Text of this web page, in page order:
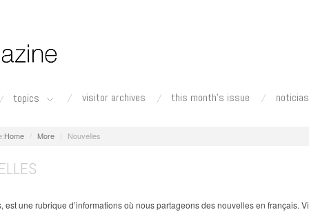
topics visitor archives this month's issue noticias
Home More Nouvelles
est une rubrique d’informations où nous partageons des nouvelles en français.